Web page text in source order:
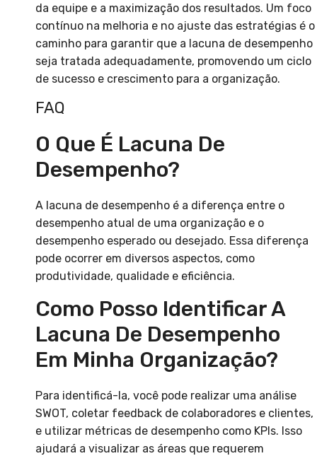
da equipe e a maximização dos resultados. Um foco
contínuo na melhoria e no ajuste das estratégias é o
caminho para garantir que a lacuna de desempenho
seja tratada adequadamente, promovendo um ciclo
de sucesso e crescimento para a organização.
FAQ
O Que É Lacuna De
Desempenho?
A lacuna de desempenho é a diferença entre o
desempenho atual de uma organização e o
desempenho esperado ou desejado. Essa diferença
pode ocorrer em diversos aspectos, como
produtividade, qualidade e eficiência.
Como Posso Identificar A
Lacuna De Desempenho
Em Minha Organização?
Para identificá-la, você pode realizar uma análise
SWOT, coletar feedback de colaboradores e clientes,
e utilizar métricas de desempenho como KPIs. Isso
ajudará a visualizar as áreas que requerem